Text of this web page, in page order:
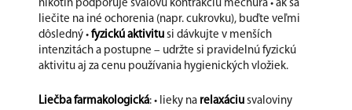
nikotín podporuje svalovú kontrakciu mechúra • ak sa
liečite na iné ochorenia (napr. cukrovku), buďte veľmi
dôsledný • fyzickú aktivitu si dávkujte v menších
intenzitách a postupne – udržte si pravidelnú fyzickú
aktivitu aj za cenu používania hygienických vložiek.
Liečba farmakologická: • lieky na relaxáciu svaloviny